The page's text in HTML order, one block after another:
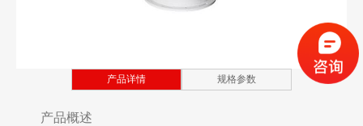
光学产品系列
产品详情 规格参数
产品概述